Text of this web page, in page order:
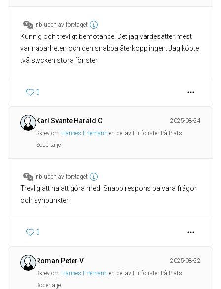
Inbjuden av företaget
Kunnig och trevligt bemötande. Det jag värdesätter mest
var nåbarheten och den snabba återkopplingen. Jag köpte
två stycken stora fönster.
0
Karl Svante Harald C
2025-08-24
Skrev om Hannes Friemann en del av Elitfönster På Plats
Södertälje
Inbjuden av företaget
Trevlig att ha att göra med. Snabb respons på våra frågor
och synpunkter.
0
Roman Peter V
2025-08-22
Skrev om Hannes Friemann en del av Elitfönster På Plats
Södertälje